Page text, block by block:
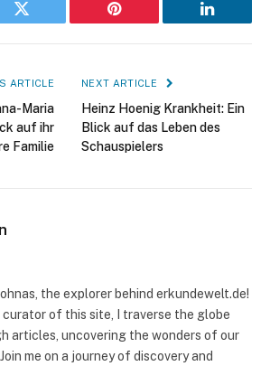
Twitter Pinterest LinkedIn
ARTICLE
Maria
auf ihr
Familie
NEXT ARTICLE
Heinz Hoenig Krankheit: Ein
Blick auf das Leben des
Schauspielers
the explorer behind erkundewelt.de!
curator of this site, I traverse the globe
articles, uncovering the wonders of our
me on a journey of discovery and